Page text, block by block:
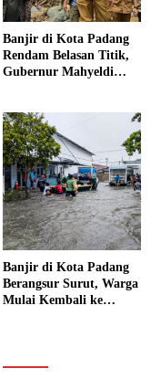
Banjir di Kota Padang
Rendam Belasan Titik,
Gubernur Mahyeldi
Banjir di Kota Padang
Berangsur Surut, Warga
Mulai Kembali ke